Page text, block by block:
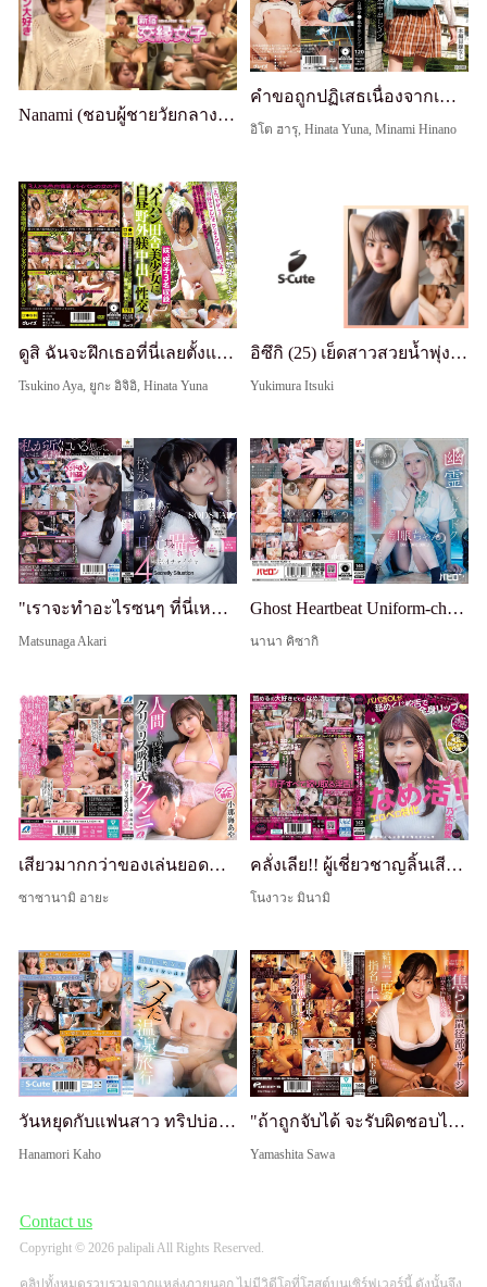
Nanami (ชอบผู้ชายวัยกลางคน)
คำขอถูกปฏิเสธเนื่องจากเนื้อหาที่เกี่ยวข้องกับผู้เยาว์
อิโต ฮารุ, Hinata Yuna, Minami Hinano
ดูสิ ฉันจะฝึกเธอที่นี่เลยตั้งแต่ตอนนี้ "เอ๊ะ ไม่! ทำแบบนี้ข้างนอกมันโหดร้ายเกินไป!" เซ็กส์แตกในกลางแจ้งตอนกลางวันกับสาวชนบทหีสวยโกนเกลี้ยง
Tsukino Aya, ยูกะ อิจิอิ, Hinata Yuna
อิซึกิ (25) เย็ดสาวสวยน้ำพุ่งแตกใน
Yukimura Itsuki
"เราจะทำอะไรซนๆ ที่นี่เหรอ..?" 4 สถานการณ์ลับๆ แสนหวานที่ถูกยั่วยุด้วยเสียงกระซิบหวานๆ จากเสียงปีศาจน้อยของ Akari Matsunaga ที่ทำให้ควยคุณแข็งแกร่งเพียงแค่จากเสียงของเธอ [บันทึกเสียง binaural (มุมมองเต็ม)]
Matsunaga Akari
Ghost Heartbeat Uniform-chan ซีซั่น 10 KinaNa
นานา คิซากิ
เสียวมากกว่าของเล่นยอดนิยม!? เลียหีแบบดูดคลิตอริส อายะ โคนามิ
ซาซานามิ อายะ
คลั่งเลีย!! ผู้เชี่ยวชาญลิ้นเสียว - สาวไซด์ไลน์ OL เลียทั่วร่างด้วยลิ้นงู - Nogi Jun'ai
โนงาวะ มินามิ
วันหยุดกับแฟนสาว ทริปบ่อน้ำพุร้อนที่เราร่วมรักอย่างเร่าร้อนจนไม่อยากกลับบ้าน นัตสึโฮ ฮานาโมริ
Hanamori Kaho
"ถ้าถูกจับได้ จะรับผิดชอบไหม...?" เทคนิคที่ประณีตที่แทบหลีกเลี่ยงการสัมผัสควย! สาวสวยเรียบร้อยนมใหญ่ที่ทำให้ผู้ชายคลั่งด้วยการนวดกระปู๋แกล้งๆ สุดท้ายสามารถเย็ดสดได้หลังจากนัดสามครั้ง Sawa Yamashita
Yamashita Sawa
Contact us
Copyright © 2026 palipali All Rights Reserved.
คลิปทั้งหมดรวบรวมจากแหล่งภายนอก ไม่มีวิดีโอที่โฮสต์บนเซิร์ฟเวอร์นี้ ดังนั้นจึง